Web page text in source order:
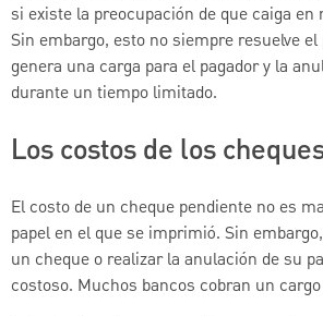
si existe la preocupación de que caiga en
Sin embargo, esto no siempre resuelve
genera una carga para el pagador y la
durante un tiempo limitado.
Los costos de los
El costo de un cheque pendiente no es
papel en el que se imprimió. Sin
un cheque o realizar la anulación de su
costoso. Muchos bancos cobran un